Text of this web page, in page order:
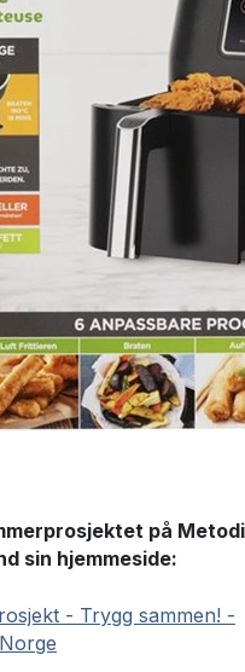
på
sin hjemmeside:
- Trygg sammen! -